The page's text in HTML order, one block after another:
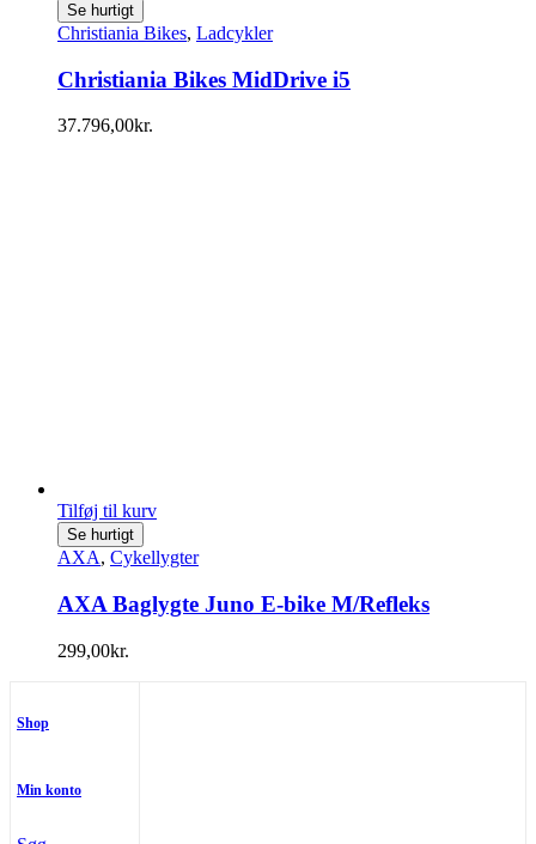
Se hurtigt
Christiania Bikes, Ladcykler
Christiania Bikes MidDrive i5
37.796,00kr.
Tilføj til kurv
Se hurtigt
AXA, Cykellygter
AXA Baglygte Juno E-bike M/Refleks
299,00kr.
Shop
Min konto